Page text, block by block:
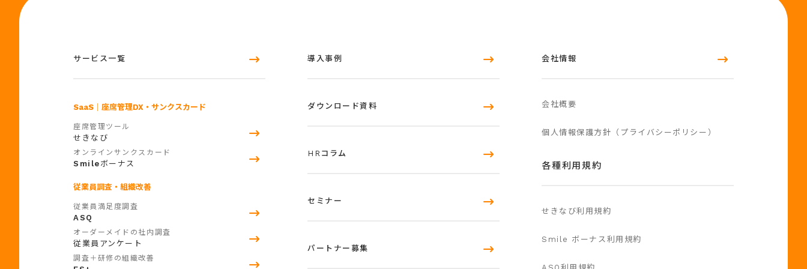
サービス一覧
SaaS ｜座席管理DX・サンクスカード
座席管理ツール
せきなび
オンラインサンクスカード
Smile ボーナス
従業員調査・組織改善
従業員満足度調査
ASQ
オーダーメイドの社内調査
従業員アンケート
調査＋研修の組織改善
導入事例
ダウンロード資料
HRコラム
セミナー
パートナー募集
会社情報
会社概要
個人情報保護方針（プライバシーポリシー）
各種利用規約
せきなび利用規約
Smile ボーナス利用規約